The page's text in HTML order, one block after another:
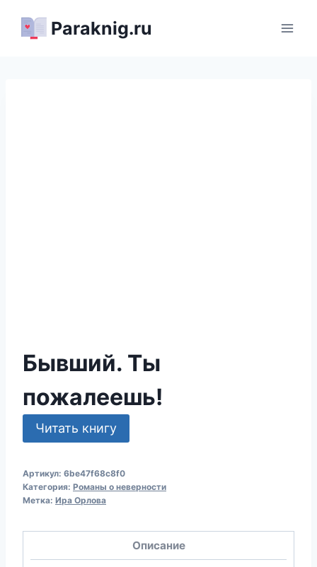
Paraknig.ru
Бывший. Ты
пожалеешь!
Читать книгу
Артикул: 6be47f68c8f0
Категория: Романы о неверности
Метка: Ира Орлова
Описание